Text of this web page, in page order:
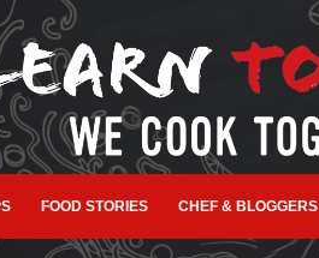
FOOD STORIES CHEF & BLOGGERS